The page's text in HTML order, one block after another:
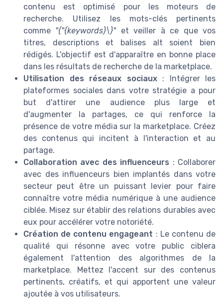
contenu est optimisé pour les moteurs de
recherche. Utilisez les mots-clés pertinents
comme "{"{keywords}\}"et veiller à ce que vos
titres, descriptions et balises alt soient bien
rédigés. L'objectif est d'apparaître en bonne place
dans les résultats de recherche de la marketplace.
Utilisation des réseaux sociaux: Intégrer les
plateformes sociales dans votre stratégie a pour
but d'attirer une audience plus large et
d'augmenter la partages, ce qui renforce la
présence de votre média sur la marketplace. Créez
des contenus qui incitent à l'interaction et au
partage.
Collaboration avec des influenceurs : Collaborer
avec des influenceurs bien implantés dans votre
secteur peut être un puissant levier pour faire
connaître votre média numérique à une audience
ciblée. Misez sur établir des relations durables avec
eux pour accélérer votre notoriété.
Création de contenu engageant : Le contenu de
qualité qui résonne avec votre public ciblera
également l'attention des algorithmes de la
marketplace. Mettez l'accent sur des contenus
pertinents, créatifs, et qui apportent une valeur
ajoutée à vos utilisateurs.